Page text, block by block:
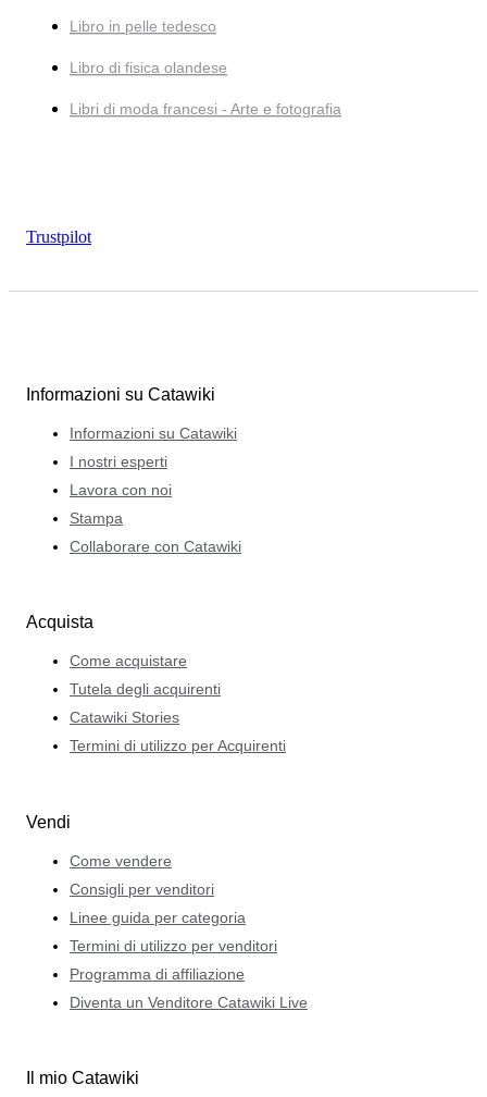
Libro in pelle tedesco
Libro di fisica olandese
Libri di moda francesi - Arte e fotografia
Trustpilot
Informazioni su Catawiki
Informazioni su Catawiki
I nostri esperti
Lavora con noi
Stampa
Collaborare con Catawiki
Acquista
Come acquistare
Tutela degli acquirenti
Catawiki Stories
Termini di utilizzo per Acquirenti
Vendi
Come vendere
Consigli per venditori
Linee guida per categoria
Termini di utilizzo per venditori
Programma di affiliazione
Diventa un Venditore Catawiki Live
Il mio Catawiki